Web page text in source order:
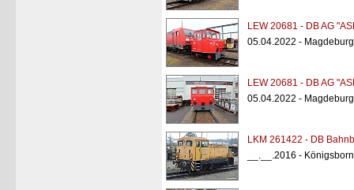
LEW 20681 - DB AG
05.04.2022 -
LEW 20681 - DB AG
05.04.2022 -
LKM 261422 - DB
__.__.2016 - Königsborn